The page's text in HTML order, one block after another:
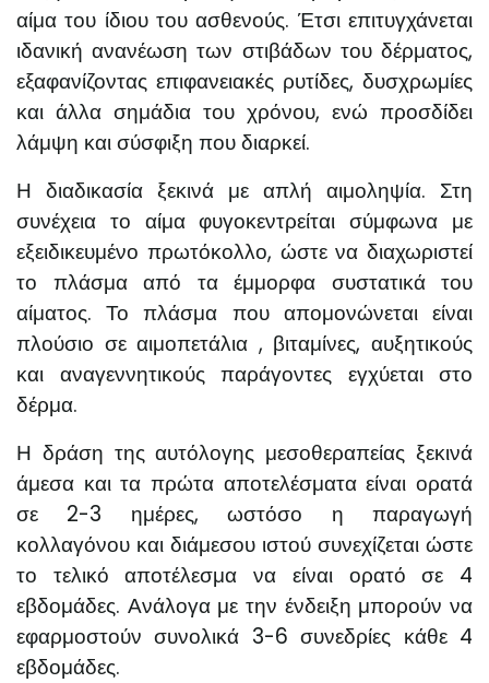
αίμα του ίδιου του ασθενούς. Έτσι επιτυγχάνεται
ιδανική ανανέωση των στιβάδων του δέρματος,
εξαφανίζοντας επιφανειακές ρυτίδες, δυσχρωμίες
και άλλα σημάδια του χρόνου, ενώ προσδίδει
λάμψη και σύσφιξη που διαρκεί.
Η διαδικασία ξεκινά με απλή αιμοληψία. Στη
συνέχεια το αίμα φυγοκεντρείται σύμφωνα με
εξειδικευμένο πρωτόκολλο, ώστε να διαχωριστεί
το πλάσμα από τα έμμορφα συστατικά του
αίματος. Το πλάσμα που απομονώνεται είναι
πλούσιο σε αιμοπετάλια , βιταμίνες, αυξητικούς
και αναγεννητικούς παράγοντες εγχύεται στο
δέρμα.
Η δράση της αυτόλογης μεσοθεραπείας ξεκινά
άμεσα και τα πρώτα αποτελέσματα είναι ορατά
σε 2-3 ημέρες, ωστόσο η παραγωγή
κολλαγόνου και διάμεσου ιστού συνεχίζεται ώστε
το τελικό αποτέλεσμα να είναι ορατό σε 4
εβδομάδες. Ανάλογα με την ένδειξη μπορούν να
εφαρμοστούν συνολικά 3-6 συνεδρίες κάθε 4
εβδομάδες.